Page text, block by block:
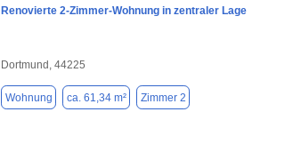
Renovierte 2-Zimmer-Wohnung in zentraler Lage
Dortmund, 44225
Wohnung ca. 61,34 m² Zimmer 2